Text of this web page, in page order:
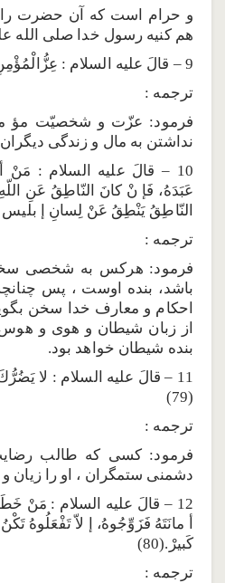
و حرام است كه آن حضرت را
هم كنيه رسول خدا صلى الله
9 – قالَ عليه السلام : عِزُّالْمُؤْمِنِ غِناه عَنِ النّاسِ.(77)
ترجمه :
فرمود: عزّت و شخصيّت مؤ
نداشتن به مال و زندگى
10 – قالَ عليه السلام :
عَبَدَهُ، فَإ نْ كانَ النّاطِقُ عَنِ
النّاطِقُ يَنْطِقُ عَنْ لِسانِ إ بليس
ترجمه :
فرمود: هركس به شخصى
باشد، بنده اوست ، پس
احكام و معارف خدا سخن
از زبان شيطان و هوى و
بنده شيطان خواهد بود.
11 – قالَ عليه السلام : لا
(79)
ترجمه :
فرمود: كسى كه طالب
دشمنى ستمگران ، او را زيان
12 – قالَ عليه السلام : مَنْ
أ مانَتَهُ فَزَوِّجُوهُ، إ لاّ تَفْعَلُوهُ
كَبيرْ.(80)
ترجمه :